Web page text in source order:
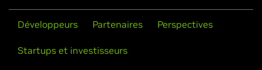
Développeurs Partenaires Perspectives
Startups et investisseurs